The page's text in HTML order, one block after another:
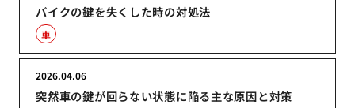
バイクの鍵を失くした時の対処法
車
突然車の鍵が回らない状態に陥る主な原因と対策
2026.04.06